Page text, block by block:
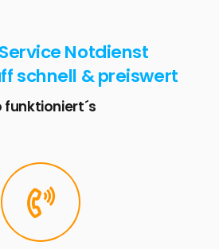
Notdienst
schnell & preiswert
funktioniert´s